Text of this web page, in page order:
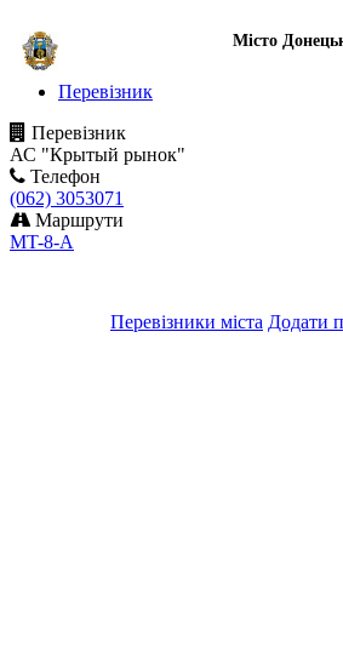
Місто
Перевізник
Перевізник
АС "Крытый рынок"
Телефон
(062) 3053071
Маршрути
MT-8-А
Перевізники міста Додати